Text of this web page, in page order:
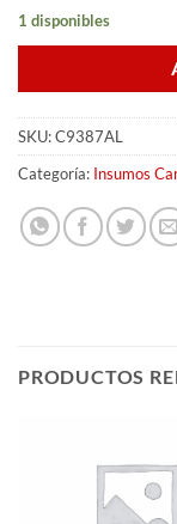
1 disponibles
SKU:C9387AL
Categoría: Insumos
PRODUCTOS